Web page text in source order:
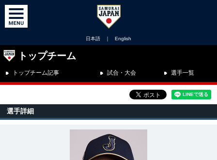
日本語 ｜ English
トップチーム
トップチーム記事 試合・大会 選手一覧
選手詳細